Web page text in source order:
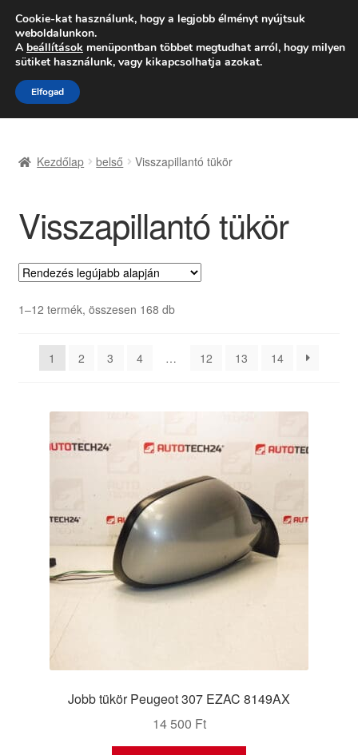
SZÁLLÍTÁS 2618 Ft-tól
Hétfő-Péntek 9:00–16:0006 80 088 054
Ugrás
a
navigációhoz
Kilépés
a
tartalomba
Adatvédelmi irányelvek
Felhasználási feltételek
Kapcsolatba lépni
Kifizetések
Panasz
Saját fiókom
Szállítás
Szállítás világszerte
Kezdőlap belső Visszapillantó tükör
Visszapillantó tükör
1–12 termék, összesen 168 dbSorted
1
2 3 4 … 12 13 14
Jobb tükör Peugeot 307 EZAC 8149AX
14 500 Ft
Cookie-kat használunk, hogy a legjobb élményt nyújtsuk
weboldalunkon.
A beállítások menüpontban többet megtudhat arról, hogy milyen
sütiket használunk, vagy kikapcsolhatja azokat.
Elfogad